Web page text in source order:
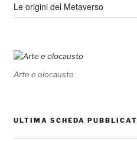
Le origini del Metaverso
Arte e olocausto
ULTIMA SCHEDA